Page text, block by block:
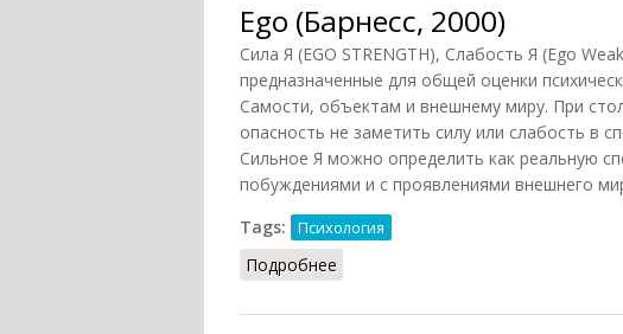
Ego (Барнесс, 2000)
Сила Я (EGO STRENGTH), Слабость Я (Ego
предназначенные для общей оценки
Самости, объектам и внешнему миру. При
опасность не заметить силу или слабость в
Сильное Я можно определить как реальную
побуждениями и с проявлениями внешнего
Tags:
Психология
Подробнее